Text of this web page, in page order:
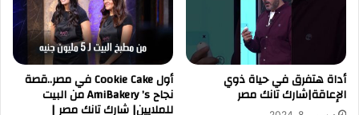
أداة هتفرق في حياة ذوي
الإعاقة|شارك تانك مصر
أول Cookie Cake في مصر..قصة
نجاح AmiBakery ’s من البيت
للملايين| شارك تانك مصر |